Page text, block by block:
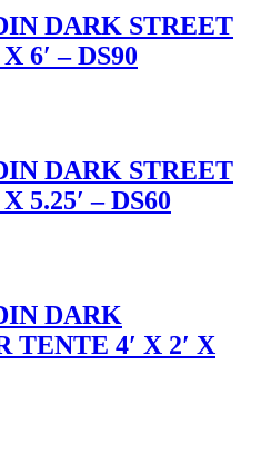
DARK STREET
6′ – DS90
DARK STREET
5.25′ – DS60
DARK
TENTE 4′ X 2′ X